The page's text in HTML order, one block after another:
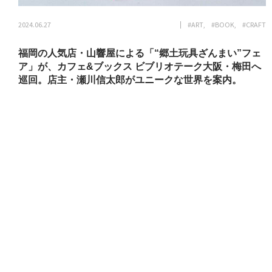
2024.06.27 #ART #BOOK #CRAFT
福岡の人気店・山響屋による「“郷土玩具ざんまい”フェ
ア」が、カフェ&ブックス ビブリオテーク大阪・梅田へ
巡回。店主・瀬川信太郎がユニークな世界を案内。